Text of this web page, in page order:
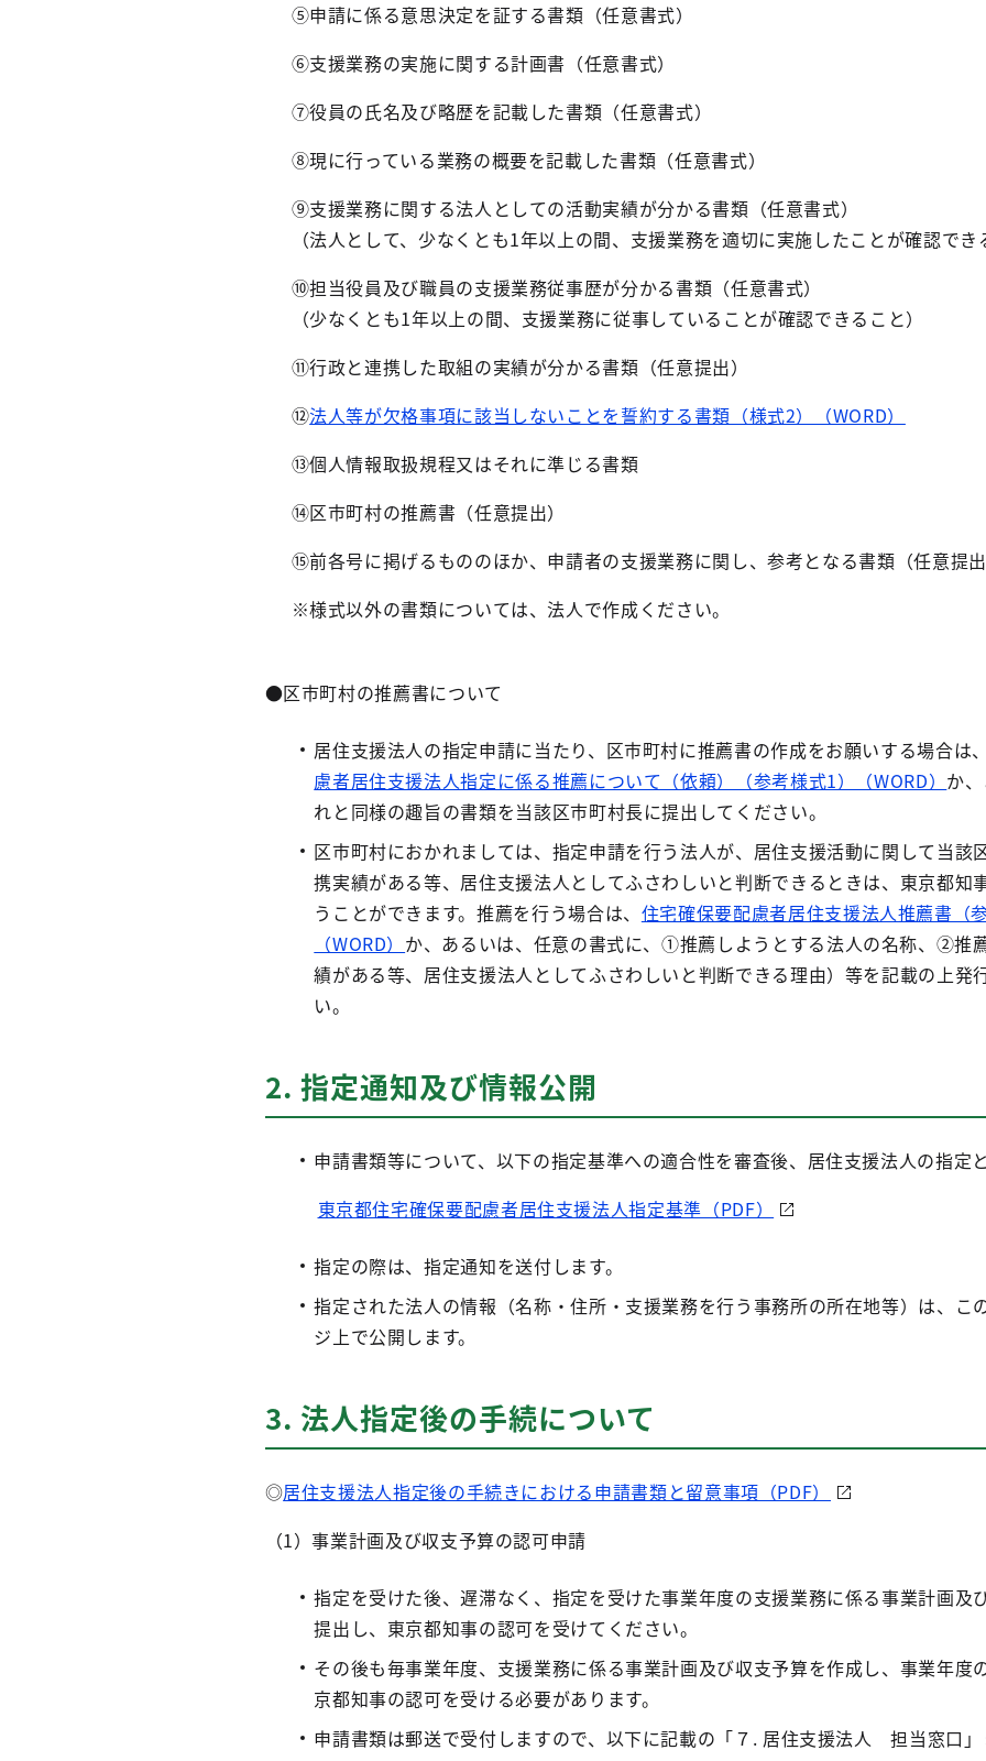
⑤申請に係る意思決定を証する書類（任意書式）
⑥支援業務の実施に関する計画書（任意書式）
⑦役員の氏名及び略歴を記載した書類（任意書式）
⑧現に行っている業務の概要を記載した書類（任意書式）
⑨支援業務に関する法人としての活動実績が分かる書類（任意書式）
（法人として、少なくとも1年以上の間、支援業務を適切に実施したことが確認でき
⑩担当役員及び職員の支援業務従事歴が分かる書類（任意書式）
（少なくとも1年以上の間、支援業務に従事していることが確認できること）
⑪行政と連携した取組の実績が分かる書類（任意提出）
⑫法人等が欠格事項に該当しないことを誓約する書類（様式2）（WORD）
⑬個人情報取扱規程又はそれに準じる書類
⑭区市町村の推薦書（任意提出）
⑮前各号に掲げるもののほか、申請者の支援業務に関し、参考となる書類（任意提
※様式以外の書類については、法人で作成ください。
●区市町村の推薦書について
居住支援法人の指定申請に当たり、区市町村に推薦書の作成をお願いする場合は
慮者居住支援法人指定に係る推薦について（依頼）（参考様式1）（WORD） か
れと同様の趣旨の書類を当該区市町村長に提出してください。
区市町村におかれましては、指定申請を行う法人が、居住支援活動に関して当該
携実績がある等、居住支援法人としてふさわしいと判断できるときは、東京都知
うことができます。推薦を行う場合は、 住宅確保要配慮者居住支援法人推薦書（
（WORD） か、あるいは、任意の書式に、①推薦しようとする法人の名称、②推
績がある等、居住支援法人としてふさわしいと判断できる理由）等を記載の上発
い。
2. 指定通知及び情報公開
申請書類等について、以下の指定基準への適合性を審査後、居住支援法人の指定
東京都住宅確保要配慮者居住支援法人指定基準（PDF）
指定の際は、指定通知を送付します。
指定された法人の情報（名称・住所・支援業務を行う事務所の所在地等）は、こ
ジ上で公開します。
3. 法人指定後の手続について
◎居住支援法人指定後の手続きにおける申請書類と留意事項（PDF）
（1）事業計画及び収支予算の認可申請
指定を受けた後、遅滞なく、指定を受けた事業年度の支援業務に係る事業計画及
提出し、東京都知事の認可を受けてください。
その後も毎事業年度、支援業務に係る事業計画及び収支予算を作成し、事業年度
京都知事の認可を受ける必要があります。
申請書類は郵送で受付しますので、以下に記載の「７. 居住支援法人 担当窓口